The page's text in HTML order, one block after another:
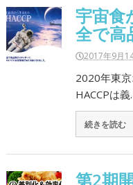
宇宙食
全で高
2017年9月
2020年東
HACCPは
続きを読む
第2期